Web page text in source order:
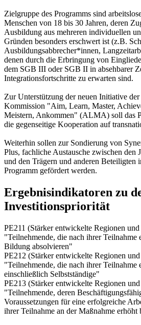
Zielgruppe des Programms sind
Menschen von 18 bis 30 Jahren, deren
Ausbildung aus mehreren individuellen
Gründen besonders erschwert ist (z.B.
Ausbildungsabbrecher*innen,
denen durch die Erbringung von
dem SGB III oder SGB II in absehbarer
Integrationsfortschritte zu erwarten sind.
Zur Unterstützung der neuen Initiative der
Kommission "Aim, Learn, Master,
Meistern, Ankommen" (ALMA) soll das
die gegenseitige Kooperation auf
Weiterhin sollen zur Sondierung von
Plus, fachliche Austausche zwischen
und den Trägern und anderen Beteiligten
Programm gefördert werden.
Ergebnisindikatoren zu
Investitionspriorität
PE211 (Stärker entwickelte Regionen
"Teilnehmende, die nach ihrer Teilnahme
Bildung absolvieren"
PE212 (Stärker entwickelte Regionen
"Teilnehmende, die nach ihrer Teilnahme
einschließlich Selbstständige"
PE213 (Stärker entwickelte Regionen
"Teilnehmende, deren
Voraussetzungen für eine erfolgreiche
ihrer Teilnahme an der Maßnahme erhöht